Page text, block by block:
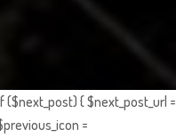
{ $next_post_url =
=